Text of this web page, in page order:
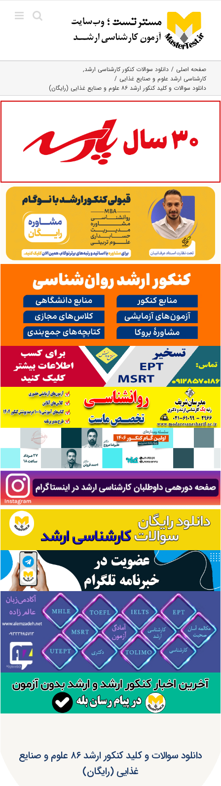
content
صفحه اصلی
دانلود سوالات کنکور کارشناسی ارشد
کارشناسی ارشد علوم و صنایع غذایی
دانلود سوالات و کلید کنکور ارشد ۸۶ علوم و صنایع غذایی (رایگان)
دانلود سوالات و کلید کنکور ارشد ۸۶ علوم و صنایع
غذایی (رایگان)